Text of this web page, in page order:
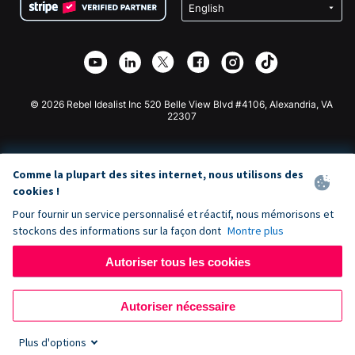
Confidentialité
Partenariat d'affiliation
Bibliothèque
Collecte de fonds caritative
Plugin de don Wix
Application de don Webflow
Don Joomla
© 2026 Rebel Idealist Inc 520 Belle View Blvd #4106, Alexandria, VA
22307
Comme la plupart des sites internet, nous utilisons des
cookies !
Pour fournir un service personnalisé et réactif, nous mémorisons et
stockons des informations sur la façon dont Montre plus
Autoriser tous les cookies
Autoriser nécessaire
Plus d'options